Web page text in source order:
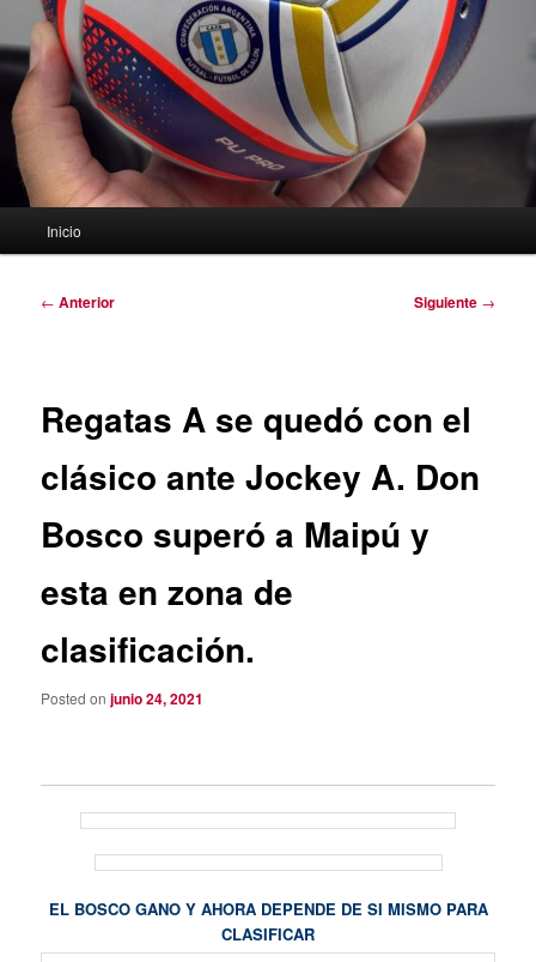
Inicio
Navegación
← Anterior Siguiente →
Regatas A se quedó con el
clásico ante Jockey A. Don
Bosco superó a Maipú y
esta en zona de
clasificación.
Posted onjunio 24, 2021
EL BOSCO GANO Y AHORA DEPENDE DE SI MISMO PARA
CLASIFICAR